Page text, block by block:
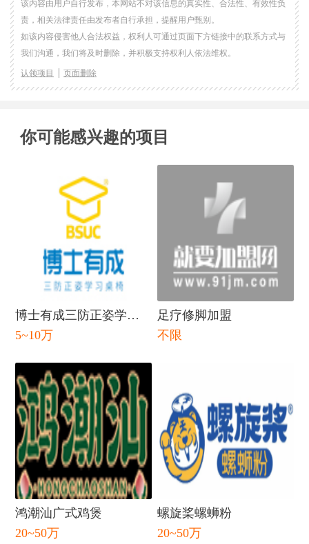
闭
该内容由用户自行发布，本网站不对该信息的真实性、合法性、有效性负
责，相关法律责任由发布者自行承担，提醒用户甄别。
如该内容侵害他人合法权益，权利人可通过页面下方链接中的联系方式与
我们沟通，我们将及时删除，并积极支持权利人依法维权。
认领项目 页面删除
你可能感兴趣的项目
博士有成三防正姿学习
桌
5~10万
足疗修脚加盟
不限
鸿潮汕广式鸡煲
20~50万
螺旋桨螺蛳粉
20~50万